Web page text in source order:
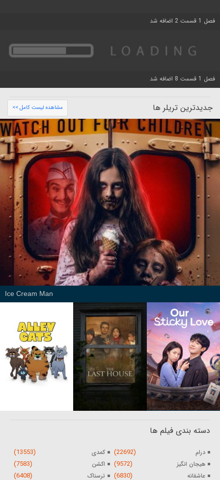
فصل 1 قسمت 2 اضافه شد
فصل 1 قسمت 8 اضافه شد
جدیدترین تریلر ها مشاهده لیست کامل >>
Ice Cream Man
دسته بندی فیلم ها
درام (22692) کمدی (13553)
هیجان انگیز (9572) اکشن (7583)
عاشقانه (6830) ترسناک (6408)